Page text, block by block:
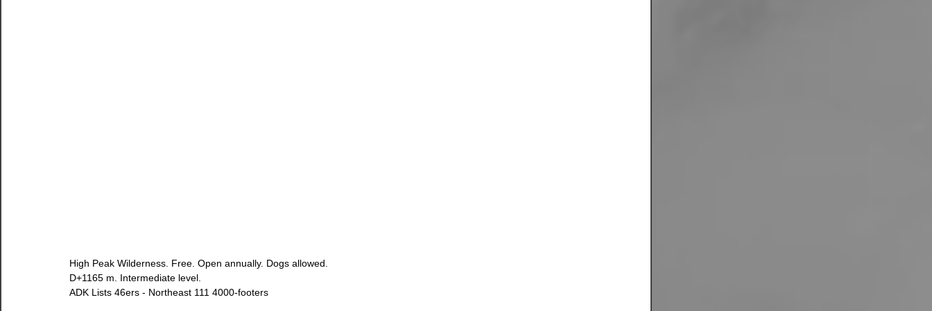
High Peak Wilderness. Free. Open annually. Dogs allowed.
D+1165 m. Intermediate level.
ADK Lists 46ers - Northeast 111 4000-footers